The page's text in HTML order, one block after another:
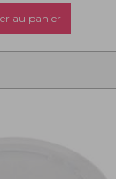
au panier